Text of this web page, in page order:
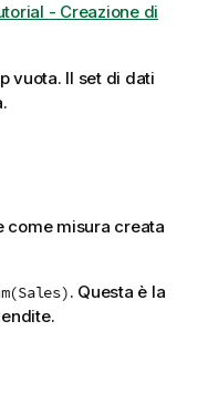
- Creazione di
vuota. Il set di dati
come misura creata
. Questa è la